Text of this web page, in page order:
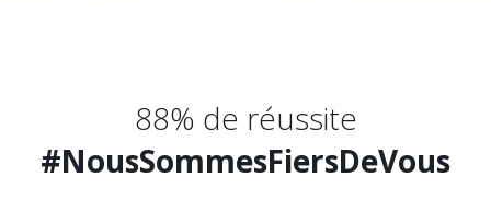
88% de réussite
#NousSommesFiersDeVous